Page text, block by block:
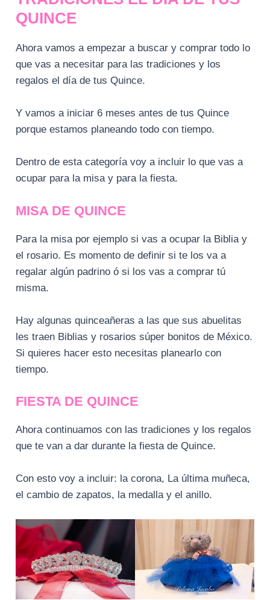
QUINCE
Ahora vamos a empezar a buscar y comprar todo lo
que vas a necesitar para las tradiciones y los
regalos el día de tus Quince.
Y vamos a iniciar 6 meses antes de tus Quince
porque estamos planeando todo con tiempo.
Dentro de esta categoría voy a incluir lo que vas a
ocupar para la misa y para la fiesta.
MISA DE QUINCE
Para la misa por ejemplo si vas a ocupar la Biblia y
el rosario. Es momento de definir si te los va a
regalar algún padrino ó si los vas a comprar tú
misma.
Hay algunas quinceañeras a las que sus abuelitas
les traen Biblias y rosarios súper bonitos de México.
Si quieres hacer esto necesitas planearlo con
tiempo.
FIESTA DE QUINCE
Ahora continuamos con las tradiciones y los regalos
que te van a dar durante la fiesta de Quince.
Con esto voy a incluir: la corona, La última muñeca,
el cambio de zapatos, la medalla y el anillo.